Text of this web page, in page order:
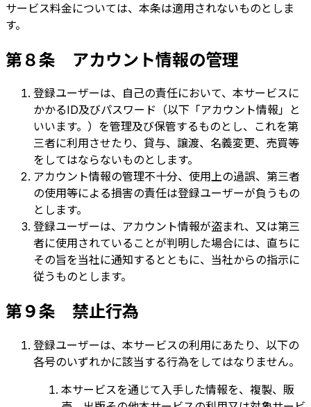
サービス料金については、本条は適用されないものとしま
す。
第８条 アカウント情報の管理
登録ユーザーは、自己の責任において、本サービスに
かかるID及びパスワード（以下「アカウント情報」と
いいます。）を管理及び保管するものとし、これを第
三者に利用させたり、貸与、譲渡、名義変更、売買等
をしてはならないものとします。
アカウント情報の管理不十分、使用上の過誤、第三者
の使用等による損害の責任は登録ユーザーが負うもの
とします。
登録ユーザーは、アカウント情報が盗まれ、又は第三
者に使用されていることが判明した場合には、直ちに
その旨を当社に通知するとともに、当社からの指示に
従うものとします。
第９条 禁止行為
登録ユーザーは、本サービスの利用にあたり、以下の
各号のいずれかに該当する行為をしてはなりません。
本サービスを通じて入手した情報を、複製、販